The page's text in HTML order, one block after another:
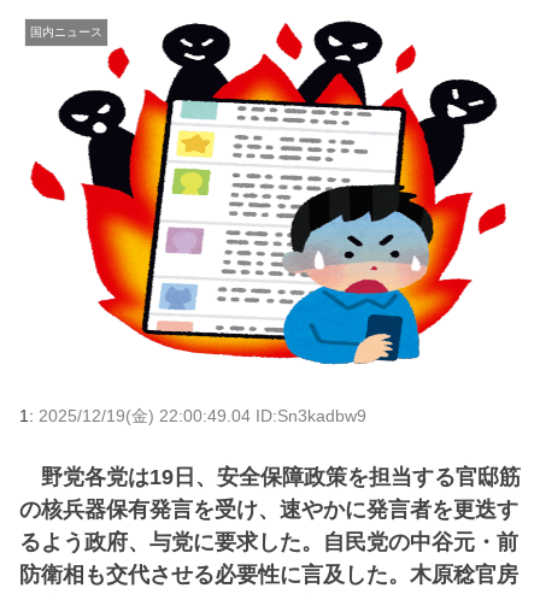
国内ニュース
1: 2025/12/19(金) 22:00:49.04 ID:Sn3kadbw9
野党各党は19日、安全保障政策を担当する官邸筋
の核兵器保有発言を受け、速やかに発言者を更迭す
るよう政府、与党に要求した。自民党の中谷元・前
防衛相も交代させる必要性に言及した。木原稔官房